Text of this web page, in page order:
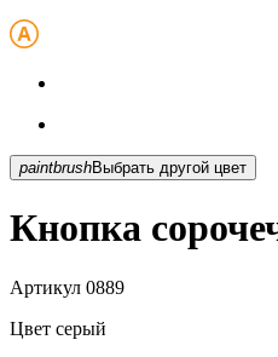
paintbrush Выбрать другой цвет
Кнопка
Артикул 0889
Цвет серый